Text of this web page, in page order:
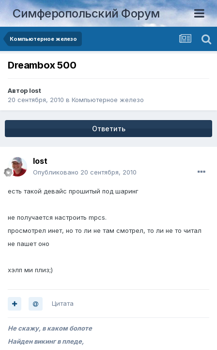
Симферопольский Форум
Компьютерное железо
Dreambox 500
Автор lost
20 сентября, 2010 в Компьютерное железо
Ответить
lost
Опубликовано 20 сентября, 2010
есть такой девайс прошитый под шаринг
не получается настроить mpcs.
просмотрел инет, но то ли не там смотрел, то ли не то читал
не пашет оно
хэлп ми плиз;)
Цитата
Не скажу, в каком болоте
Найден викинг в пледе,